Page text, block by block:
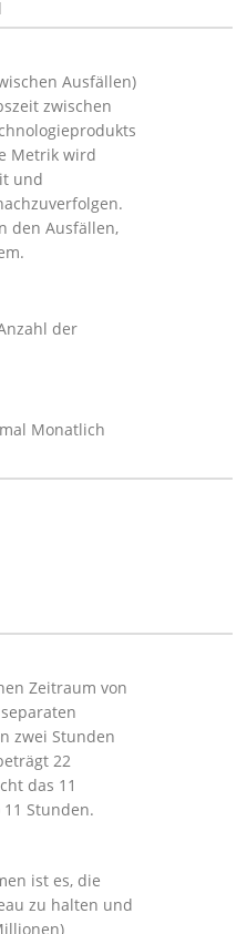
Ausfällen)
zwischen
Metrik wird
und
den Ausfällen,
der
Monatlich
Zeitraum von
zwei Stunden
22
das 11
Stunden.
ist es, die
zu halten und